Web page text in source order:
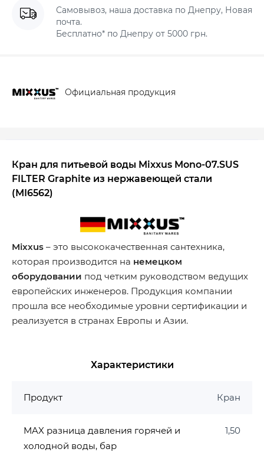
Самовывоз, наша доставка по Днепру, Новая
почта.
Бесплатно* по Днепру от 5000 грн.
Официальная продукция
Кран для питьевой воды Mixxus Mono-07.SUS
FILTER Graphite из нержавеющей стали
(MI6562)
Mixxus – это высококачественная сантехника,
которая производится на немецком
оборудовании под четким руководством ведущих
европейских инженеров. Продукция компании
прошла все необходимые уровни сертификации и
реализуется в странах Европы и Азии.
Характеристики
Продукт Кран
MAX разница давления горячей и
холодной воды, бар
1,50